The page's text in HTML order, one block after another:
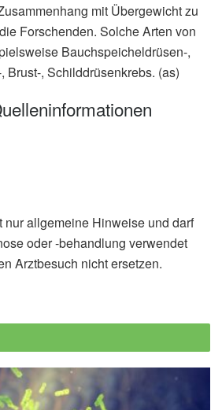
mit Übergewicht zu
Forschenden. Solche Arten von
Bauchspeicheldrüsen-,
Brust-, Schilddrüsenkrebs. (as)
George Blackburn, George
al.: Intensive Weight Loss
Analysis of the Look
Clinical Trial, in
nur allgemeine Hinweise und darf
oder -behandlung verwendet
Arztbesuch nicht ersetzen.